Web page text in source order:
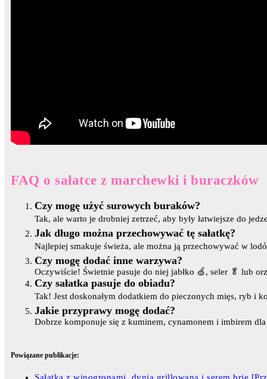
FAQ o sałatce z marchewki i buraczków
Czy mogę użyć surowych buraków?
Tak, ale warto je drobniej zetrzeć, aby były łatwiejsze do
Jak długo można przechowywać tę sałatkę?
Najlepiej smakuje świeża, ale można ją przechowywać w
Czy mogę dodać inne warzywa?
Oczywiście! Świetnie pasuje do niej jabłko 🍏, seler 🥬 lub
Czy sałatka pasuje do obiadu?
Tak! Jest doskonałym dodatkiem do pieczonych mięs, ryb i
Jakie przyprawy mogę dodać?
Dobrze komponuje się z kuminem, cynamonem i imbirem
Powiązane publikacje: